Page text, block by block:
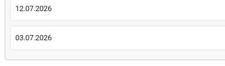
12.07.2026
03.07.2026